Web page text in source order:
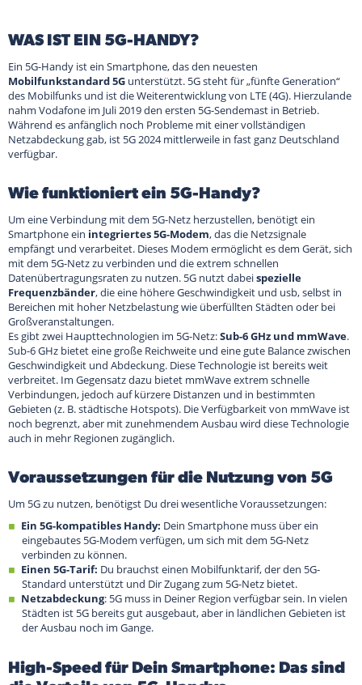
WAS IST EIN 5G-HANDY?
Ein 5G-Handy ist ein Smartphone, das den neuesten
Mobilfunkstandard 5G unterstützt. 5G steht für „fünfte Generation“
des Mobilfunks und ist die Weiterentwicklung von LTE (4G). Hierzulande
nahm Vodafone im Juli 2019 den ersten 5G-Sendemast in Betrieb.
Während es anfänglich noch Probleme mit einer vollständigen
Netzabdeckung gab, ist 5G 2024 mittlerweile in fast ganz Deutschland
verfügbar.
Wie funktioniert ein 5G-Handy?
Um eine Verbindung mit dem 5G-Netz herzustellen, benötigt ein
Smartphone ein integriertes 5G-Modem, das die Netzsignale
empfängt und verarbeitet. Dieses Modem ermöglicht es dem Gerät, sich
mit dem 5G-Netz zu verbinden und die extrem schnellen
Datenübertragungsraten zu nutzen. 5G nutzt dabeispezielle
Frequenzbänder, die eine höhere Geschwindigkeit und usb, selbst in
Bereichen mit hoher Netzbelastung wie überfüllten Städten oder bei
Großveranstaltungen.
Es gibt zwei Haupttechnologien im 5G-Netz:Sub-6 GHz und mmWave.
Sub-6 GHz bietet eine große Reichweite und eine gute Balance zwischen
Geschwindigkeit und Abdeckung. Diese Technologie ist bereits weit
verbreitet. Im Gegensatz dazu bietet mmWave extrem schnelle
Verbindungen, jedoch auf kürzere Distanzen und in bestimmten
Gebieten (z. B. städtische Hotspots). Die Verfügbarkeit von mmWave ist
noch begrenzt, aber mit zunehmendem Ausbau wird diese Technologie
auch in mehr Regionen zugänglich.
Voraussetzungen für die Nutzung von 5G
Um 5G zu nutzen, benötigst Du drei wesentliche Voraussetzungen:
Ein 5G-kompatibles Handy: Dein Smartphone muss über ein
eingebautes 5G-Modem verfügen, um sich mit dem 5G-Netz
verbinden zu können.
Einen 5G-Tarif: Du brauchst einen Mobilfunktarif, der den 5G-
Standard unterstützt und Dir Zugang zum 5G-Netz bietet.
Netzabdeckung: 5G muss in Deiner Region verfügbar sein. In vielen
Städten ist 5G bereits gut ausgebaut, aber in ländlichen Gebieten ist
der Ausbau noch im Gange.
High-Speed für Dein Smartphone: Das sind